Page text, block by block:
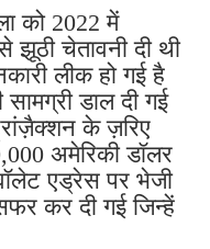
को 2022 में
झूठी चेतावनी दी थी
लीक हो गई है
डाल दी गई
के ज़रिए
अमेरिकी डॉलर
एड्रेस पर भेजी
कर दी गई जिन्हें